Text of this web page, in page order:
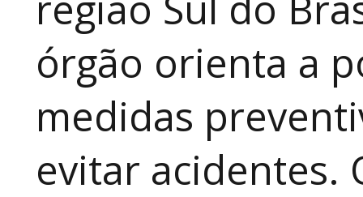
órgão orienta a
medidas
evitar acidentes.